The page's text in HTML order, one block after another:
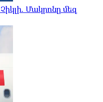
Մակրոնը մեզ